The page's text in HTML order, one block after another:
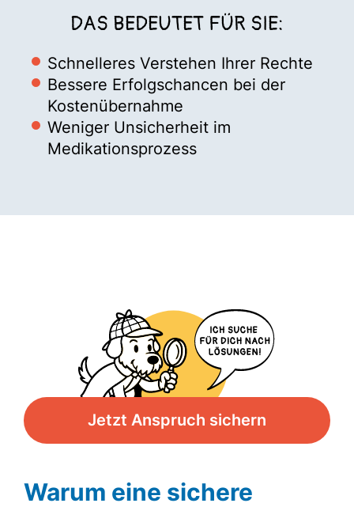
DAS BEDEUTET FÜR SIE:
Schnelleres Verstehen Ihrer Rechte
Bessere Erfolgschancen bei der
Kostenübernahme
Weniger Unsicherheit im
Medikationsprozess
Jetzt Anspruch sichern
Warum eine sichere